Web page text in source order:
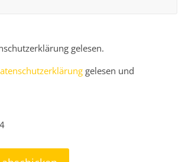
gelesen.
gelesen und